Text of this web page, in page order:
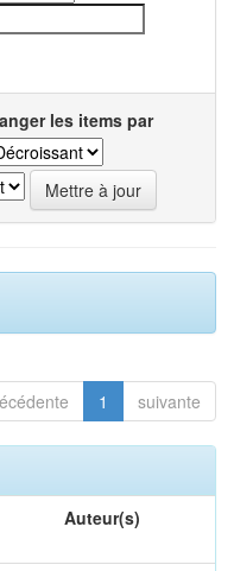
les items par
1 suivante
Auteur(s)